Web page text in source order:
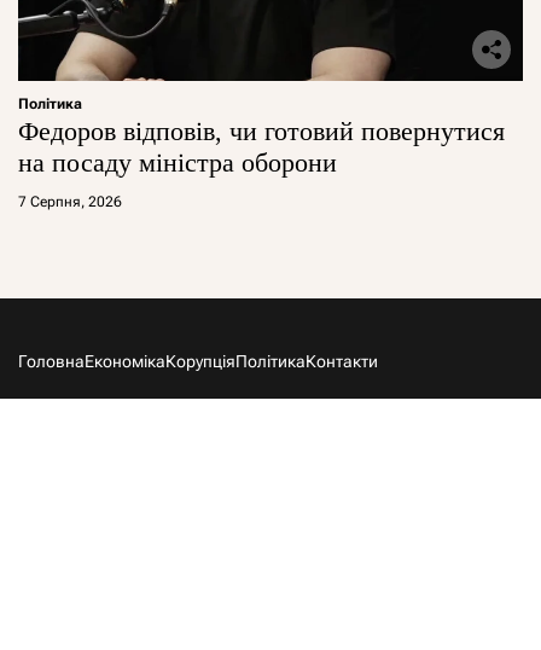
Політика
Федоров відповів, чи готовий повернутися
на посаду міністра оборони
7 Серпня, 2026
ГоловнаЕкономікаКорупціяПолітикаКонтакти